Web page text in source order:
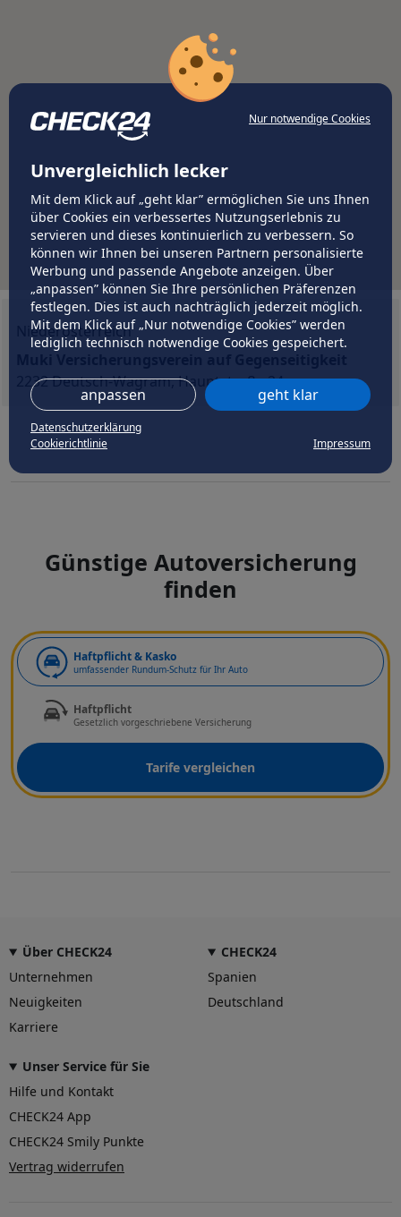
Nur notwendige Cookies
Unvergleichlich lecker
Mit dem Klick auf „geht klar” ermöglichen Sie uns Ihnen
über Cookies ein verbessertes Nutzungserlebnis zu
servieren und dieses kontinuierlich zu verbessern. So
können wir Ihnen bei unseren Partnern personalisierte
Werbung und passende Angebote anzeigen. Über
„anpassen” können Sie Ihre persönlichen Präferenzen
festlegen. Dies ist auch nachträglich jederzeit möglich.
Mit dem Klick auf „Nur notwendige Cookies” werden
lediglich technisch notwendige Cookies gespeichert.
anpassen geht klar
Datenschutzerklärung
Cookierichtlinie
Impressum
Niederösterreich
2232 Deutsch-Wagram, Hauptstraße 24
Günstige Autoversicherung
finden
Haftpflicht & Kasko
umfassender Rundum-Schutz für Ihr Auto
Haftpflicht
Gesetzlich vorgeschriebene Versicherung
Tarife vergleichen
Über CHECK24
Unternehmen
Neuigkeiten
Karriere
CHECK24
Spanien
Deutschland
Unser Service für Sie
Hilfe und Kontakt
CHECK24 App
CHECK24 Smily Punkte
Vertrag widerrufen